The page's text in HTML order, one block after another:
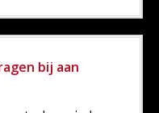
bij aan